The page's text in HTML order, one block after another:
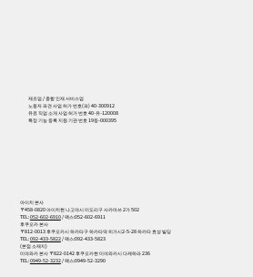
제조업 / 종합 인재 서비스업
노동자 파견 사업 허가 번호(파) 40-300912
유료 직업 소개 사업 허가 번호 40-유-120008
특정 기능 등록 지원 기관 번호 19등-000395
아이치 본사
〒458-0820 아이치현 나고야시 미도리구 사카마쓰 2가 502
TEL:052-602-6910/ 팩스:052-602-6911
후쿠오카 본사
〒812-0013 후쿠오카시 하카타구 하카타역 히가시2-5-28 하카타 효성 빌딩
TEL:092-433-5822/ 팩스:092-433-5823
(본점 소재지)
미야와카 본사 〒822-0142 후쿠오카현 미야와카시 다케하라 236
TEL:0949-52-3232/ 팩스:0949-52-3290